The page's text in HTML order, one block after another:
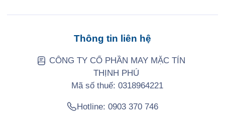
Thông tin liên hệ
CÔNG TY CỔ PHẦN MAY MẶC TÍN
THỊNH PHÚ
Mã số thuế: 0318964221
Hotline: 0903 370 746